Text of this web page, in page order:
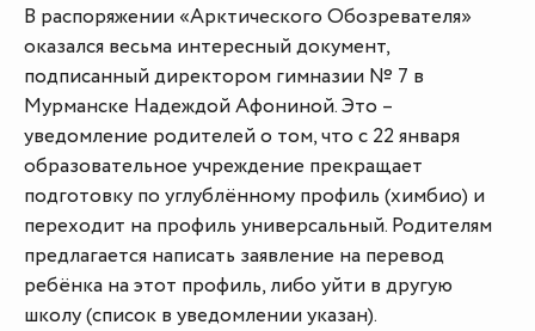
В распоряжении «Арктического Обозревателя»
оказался весьма интересный документ,
подписанный директором гимназии № 7 в
Мурманске Надеждой Афониной. Это –
уведомление родителей о том, что с 22 января
образовательное учреждение прекращает
подготовку по углублённому профиль (химбио) и
переходит на профиль универсальный. Родителям
предлагается написать заявление на перевод
ребёнка на этот профиль, либо уйти в другую
школу (список в уведомлении указан).